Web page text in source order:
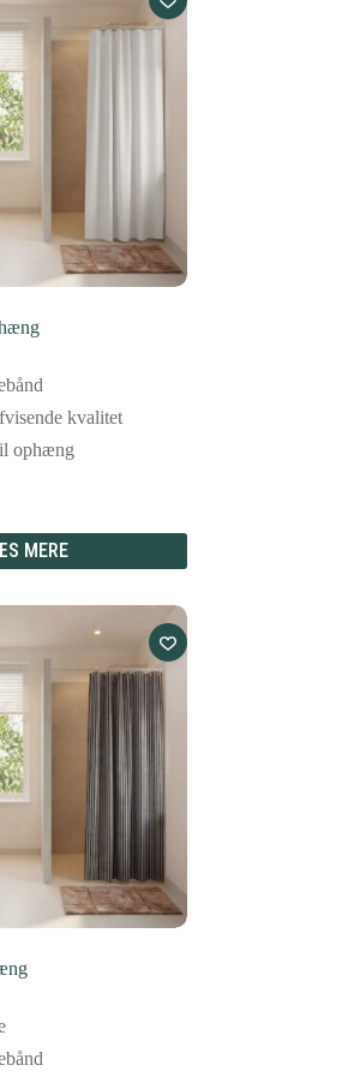
kvalitet
ophæng
MERE